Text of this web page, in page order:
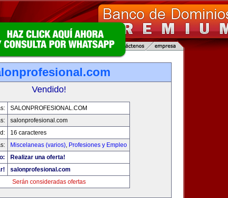
Vendido!
SALONPROFESIONAL.COM
salonprofesional.com
16 caracteres
Miscelaneas (varios), Profesiones y Empleo
Realizar una oferta!
salonprofesional.com
Serán consideradas ofertas